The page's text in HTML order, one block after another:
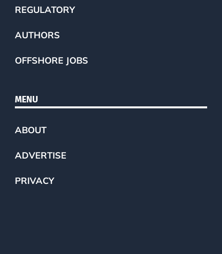
REGULATORY
AUTHORS
OFFSHORE JOBS
MENU
ABOUT
ADVERTISE
PRIVACY